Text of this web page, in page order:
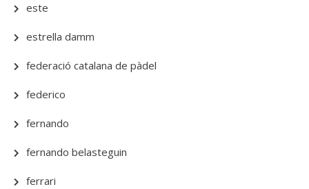
este
estrella damm
federació catalana de pàdel
federico
fernando
fernando belasteguin
ferrari